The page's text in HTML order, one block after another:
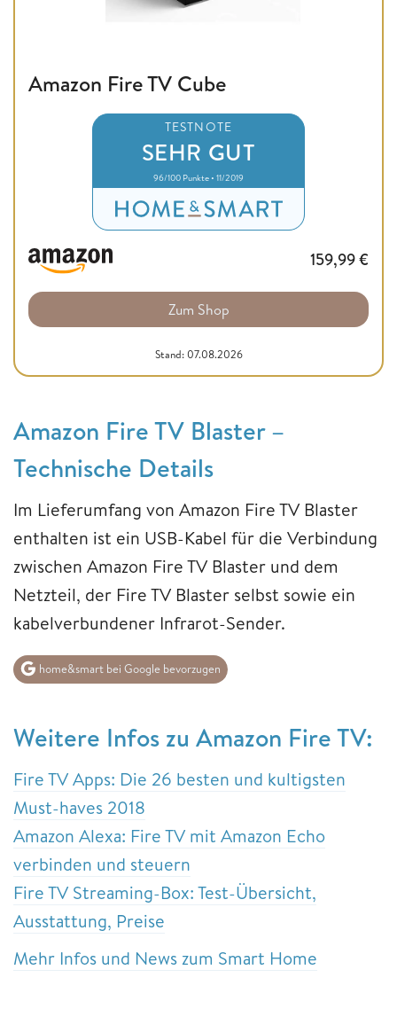
Amazon Fire TV Cube
TESTNOTE
SEHR GUT
96/100 Punkte • 11/2019
159,99€
Zum Shop
Stand: 07.08.2026
Amazon Fire TV Blaster –
Technische Details
Im Lieferumfang von Amazon Fire TV Blaster
enthalten ist ein USB-Kabel für die Verbindung
zwischen Amazon Fire TV Blaster und dem
Netzteil, der Fire TV Blaster selbst sowie ein
kabelverbundener Infrarot-Sender.
home&smart bei Google bevorzugen
Weitere Infos zu Amazon Fire TV:
Fire TV Apps: Die 26 besten und kultigsten
Must-haves 2018
Amazon Alexa: Fire TV mit Amazon Echo
verbinden und steuern
Fire TV Streaming-Box: Test-Übersicht,
Ausstattung, Preise
Mehr Infos und News zum Smart Home